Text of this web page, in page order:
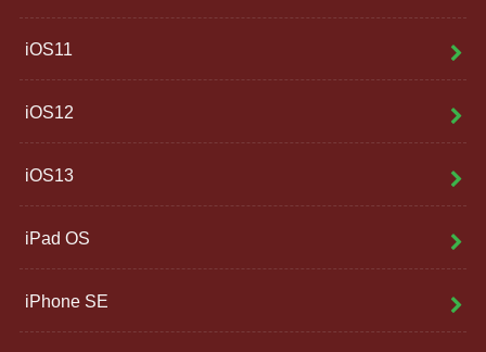
iOS11
iOS12
iOS13
iPad OS
iPhone SE